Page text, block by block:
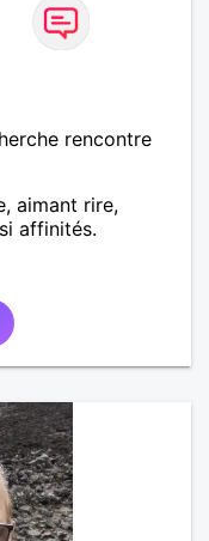
rencontre
aimant rire,
affinités.